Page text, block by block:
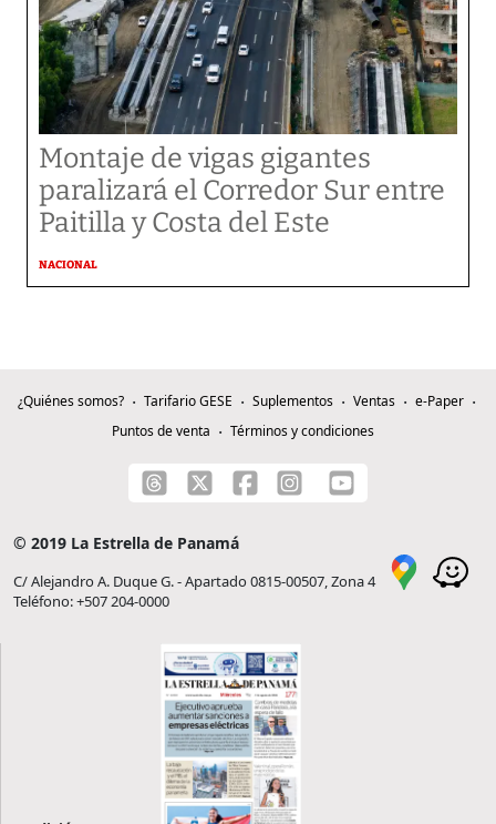
Montaje de vigas gigantes
paralizará el Corredor Sur entre
Paitilla y Costa del Este
NACIONAL
¿Quiénes somos? Tarifario GESE Suplementos Ventas
e-Paper
Puntos de venta
Términos y condiciones
© 2019 La Estrella de Panamá
C/ Alejandro A. Duque G. - Apartado 0815-00507, Zona 4
Teléfono: +507 204-0000